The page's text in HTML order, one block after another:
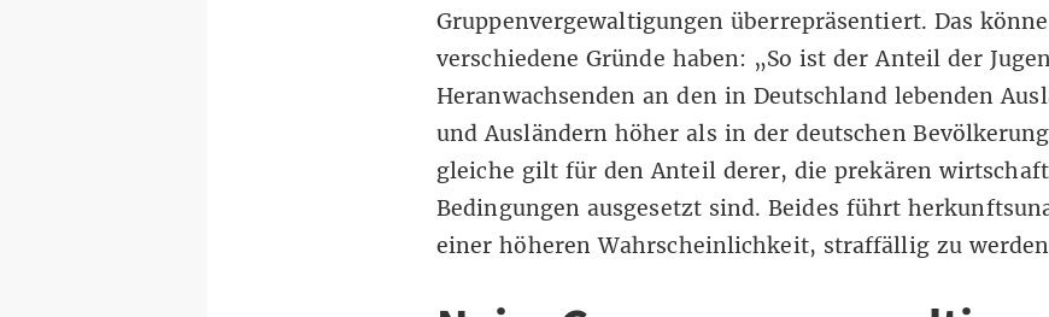
Gruppenvergewaltigungen überrepräsentiert. Das könne
verschiedene Gründe haben: „So ist der Anteil der
Heranwachsenden an den in Deutschland lebenden
und Ausländern höher als in der deutschen
gleiche gilt für den Anteil derer, die prekären
Bedingungen ausgesetzt sind. Beides führt
einer höheren Wahrscheinlichkeit, straffällig zu